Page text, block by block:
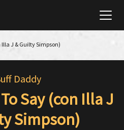
Illa J & Guilty Simpson)
Daddy
Say (con Illa J
Simpson)